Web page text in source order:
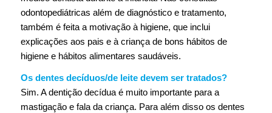
odontopediátricas além de diagnóstico e tratamento,
também é feita a motivação à higiene, que inclui
explicações aos pais e à criança de bons hábitos de
higiene e hábitos alimentares saudáveis.
Os dentes decíduos/de leite devem ser tratados?
Sim. A dentição decídua é muito importante para a
mastigação e fala da criança. Para além disso os dentes